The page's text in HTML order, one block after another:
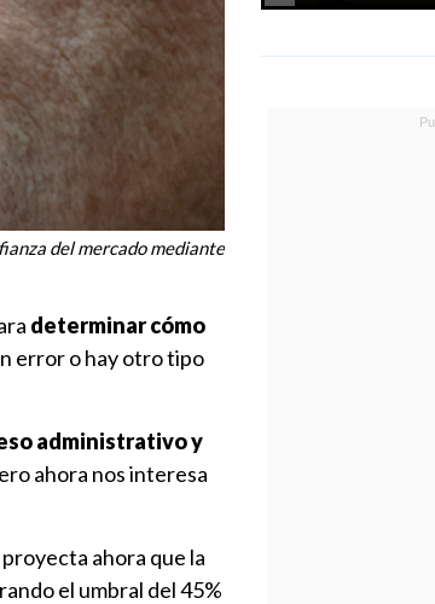
del mercado mediante
determinar cómo
error o hay otro tipo
administrativo y
ahora nos interesa
ahora que la
el umbral del 45%